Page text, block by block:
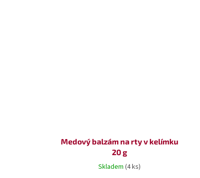
Medový balzám na rty v kelímku
20 g
Skladem (4 ks)